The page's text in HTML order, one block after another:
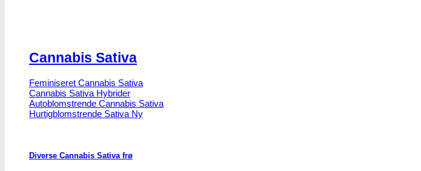
Cannabis Sativa
Feminiseret Cannabis Sativa
Cannabis Sativa Hybrider
Autoblomstrende Cannabis Sativa
Hurtigblomstrende Sativa
Diverse Cannabis Sativa frø